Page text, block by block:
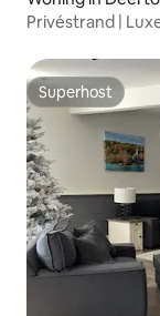
Privéstrand |
Superhost
Superhost